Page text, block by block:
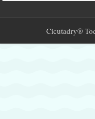
Cicutadry®